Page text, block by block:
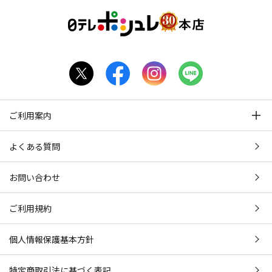
ご利用案内
よくある質問
お問い合わせ
ご利用規約
個人情報保護基本方針